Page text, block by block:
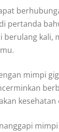
pertanda
berulang
mimpi